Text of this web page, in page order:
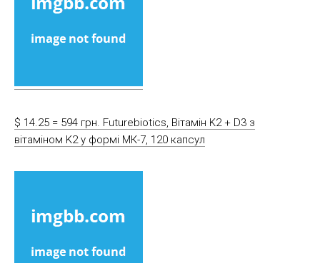
$ 14.25 = 594 грн. Futurebiotics, Вітамін K2 + D3 з
вітаміном K2 у формі МК-7, 120 капсул